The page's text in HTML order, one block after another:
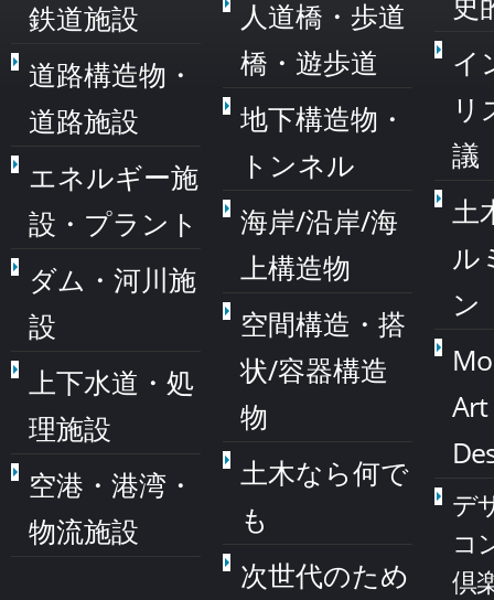
鉄道施設
道路構造物・
道路施設
エネルギー施
設・プラント
ダム・河川施
設
上下水道・処
理施設
空港・港湾・
物流施設
人道橋・歩道
橋・遊歩道
地下構造物・
トンネル
海岸/沿岸/海
上構造物
空間構造・搭
状/容器構造
物
土木なら何で
も
次世代のため
イ
リ
議
土
ル
ン
デ
コ
倶